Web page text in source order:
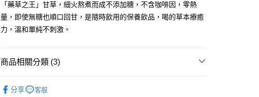
每筆NT$130，滿NT$1,500(含以上)免運費
郵寄配送
宅配-離島
「藥草之王」甘草，細火熬煮而成不添加糖，不含咖啡因，零熱
量，即使無糖也順口回甘，是隨時飲用的保養飲品，喝的草本療癒
力，溫和單純不刺激。
商品相關分類 (3)
分享 客服